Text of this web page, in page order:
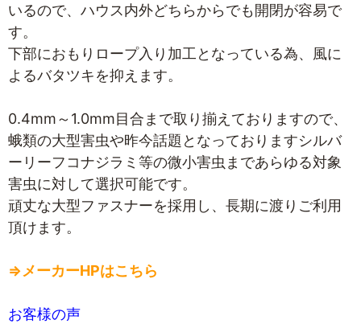
いるので、ハウス内外どちらからでも開閉が容易で
す。
下部におもりロープ入り加工となっている為、風に
よるバタツキを抑えます。
0.4mm～1.0mm目合まで取り揃えておりますので、
蛾類の大型害虫や昨今話題となっておりますシルバ
ーリーフコナジラミ等の微小害虫まであらゆる対象
害虫に対して選択可能です。
頑丈な大型ファスナーを採用し、長期に渡りご利用
頂けます。
⇒メーカーHPはこちら
お客様の声